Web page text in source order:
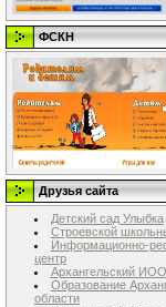
ФСКН
Друзья сайта
Детский сад Улыбка
Строевской
Информационно-
центр
Архангельский ИОО
Образование
области